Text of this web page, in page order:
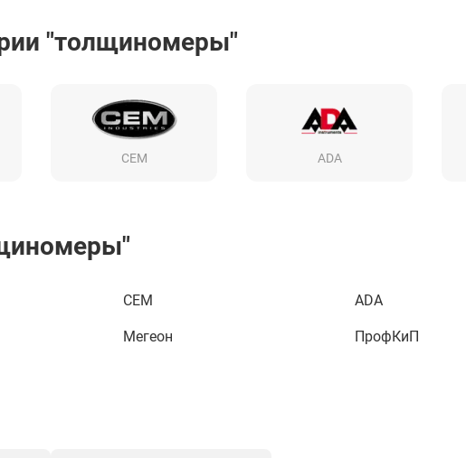
"толщиномеры"
CEM ADA
CEM ADA
Мегеон ПрофКиП